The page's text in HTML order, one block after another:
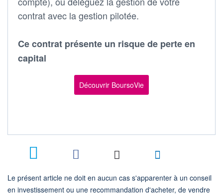
contrat avec la gestion pilotée.
Ce contrat présente un risque de perte en
capital
Découvrir BoursoVie
Le présent article ne doit en aucun cas s'apparenter à un conseil
en investissement ou une recommandation d'acheter, de vendre